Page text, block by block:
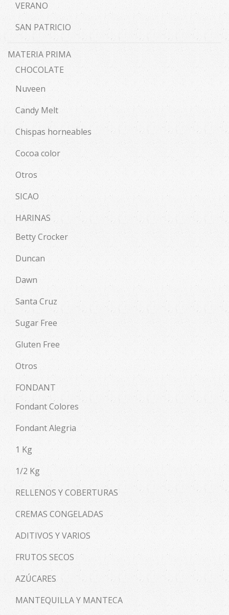
VERANO
SAN PATRICIO
MATERIA PRIMA
CHOCOLATE
Nuveen
Candy Melt
Chispas horneables
Cocoa color
Otros
SICAO
HARINAS
Betty Crocker
Duncan
Dawn
Santa Cruz
Sugar Free
Gluten Free
Otros
FONDANT
Fondant Colores
Fondant Alegria
1 Kg
1/2 Kg
RELLENOS Y COBERTURAS
CREMAS CONGELADAS
ADITIVOS Y VARIOS
FRUTOS SECOS
AZÚCARES
MANTEQUILLA Y MANTECA